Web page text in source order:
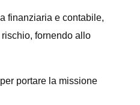
finanziaria e contabile,
fornendo allo
portare la missione